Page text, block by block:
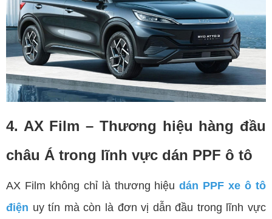
4. AX Film – Thương hiệu hàng đầu
châu Á trong lĩnh vực dán PPF ô tô
AX Film không chỉ là thương hiệudán PPF xe ô tô
điện uy tín mà còn là đơn vị dẫn đầu trong lĩnh vực